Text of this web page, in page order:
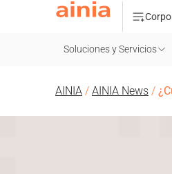
Soluciones y Servicios
AINIA / AINIA News /